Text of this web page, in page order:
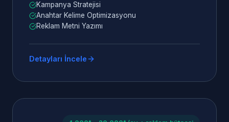
Kampanya Stratejisi
Anahtar Kelime Optimizasyonu
Reklam Metni Yazımı
Detayları İncele